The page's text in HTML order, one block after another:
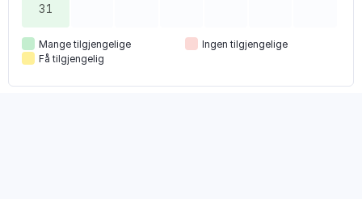
31
Mange tilgjengelige
Ingen tilgjengelige
Få tilgjengelig